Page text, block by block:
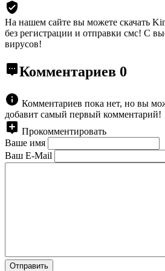
На нашем сайте вы можете скачать
без регистрации и отправки смс! С
вирусов!
Комментариев 0
Комментариев пока нет, но вы
добавит самый первый комментарий!
Прокомментировать
Ваше имя
Ваш E-Mail
Отправить